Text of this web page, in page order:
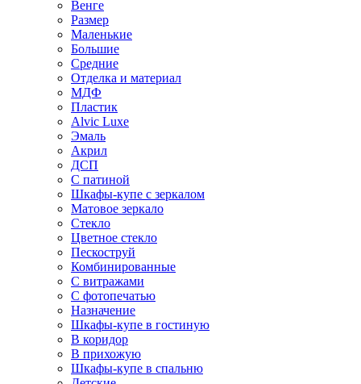
Венге
Размер
Маленькие
Большие
Средние
Отделка и материал
МДФ
Пластик
Alvic Luxe
Эмаль
Акрил
ДСП
С патиной
Шкафы-купе с зеркалом
Матовое зеркало
Стекло
Цветное стекло
Пескоструй
Комбинированные
С витражами
С фотопечатью
Назначение
Шкафы-купе в гостиную
В коридор
В прихожую
Шкафы-купе в спальню